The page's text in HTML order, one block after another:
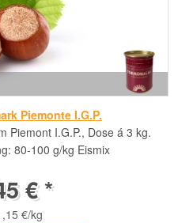
Piemonte I.G.P.
Piemont I.G.P., Dose á 3 kg.
80-100 g/kg Eismix
€ *
€/kg